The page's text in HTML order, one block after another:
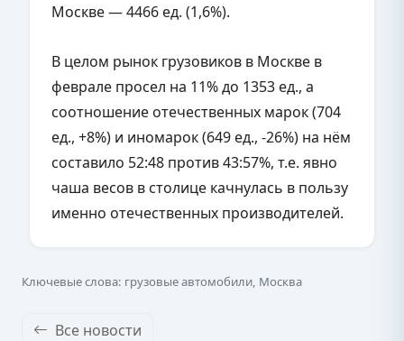
Москве — 4466 ед. (1,6%).
В целом рынок грузовиков в Москве в
феврале просел на 11% до 1353 ед., а
соотношение отечественных марок (704
ед., +8%) и иномарок (649 ед., -26%) на нём
составило 52:48 против 43:57%, т.е. явно
чаша весов в столице качнулась в пользу
именно отечественных производителей.
Ключевые слова: грузовые автомобили, Москва
Все новости